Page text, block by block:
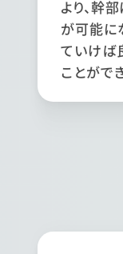
より、幹
が可能に
ていけば
ことがで